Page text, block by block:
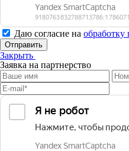
Даю согласие на
Отправить
Закрыть
Заявка на партнерство